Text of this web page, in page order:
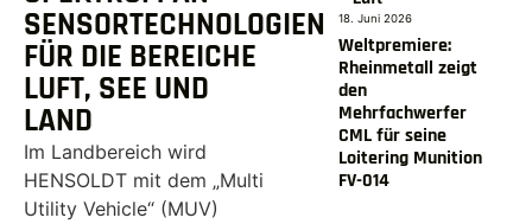
SENSORTECHNOLOGIEN
FÜR DIE BEREICHE
LUFT, SEE UND
LAND
Im Landbereich wird
HENSOLDT mit dem „Multi
Utility Vehicle“ (MUV)
18. Juni 2026
Weltpremiere:
Rheinmetall zeigt
den
Mehrfachwerfer
CML für seine
Loitering Munition
FV-014